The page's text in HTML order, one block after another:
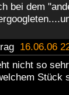
bei dem
16.06.06
nicht so
Stück